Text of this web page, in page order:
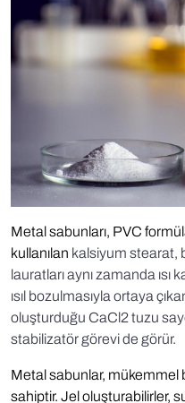
Metal sabunları, PVC
kullanılan kalsiyum stearat,
lauratları aynı zamanda ısı
ısıl bozulmasıyla ortaya
oluşturduğu CaCl2 tuzu
stabilizatör görevi de görür.
Metal sabunlar, mükemmel
sahiptir. Jel oluşturabilirler,